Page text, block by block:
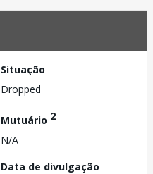
Situação
Dropped
Mutuário 2
N/A
Data de divulgação